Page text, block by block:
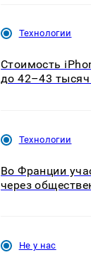
Технологии
Стоимость
до 42–43 тысяч
Технологии
Во Франции
через
Не у нас